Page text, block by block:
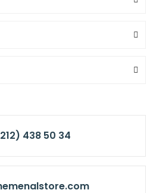
438 50 34